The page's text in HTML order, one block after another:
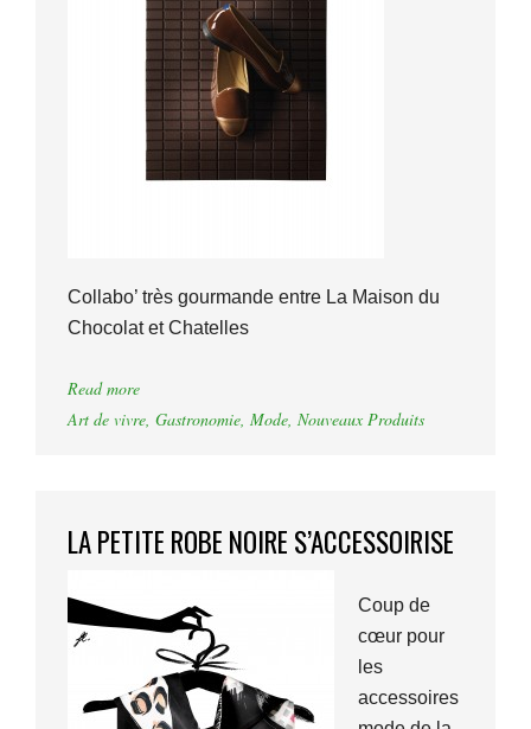
Collabo’ très gourmande entre La Maison du
Chocolat et Chatelles
Read more
Art de vivre, Gastronomie, Mode, Nouveaux Produits
LA PETITE ROBE NOIRE S’ACCESSOIRISE
Coup de
cœur pour
les
accessoires